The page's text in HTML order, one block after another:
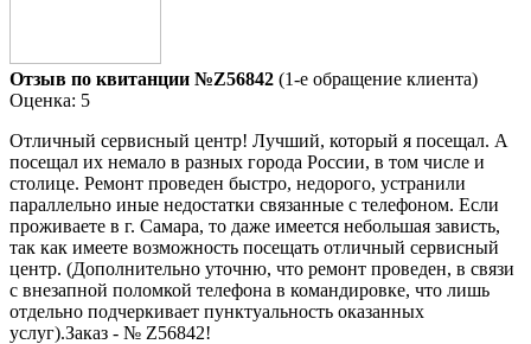
Отзыв по квитанции №Z56842 (1-е обращение клиента)
Оценка: 5
Отличный сервисный центр! Лучший, который я посещал. А
посещал их немало в разных города России, в том числе и
столице. Ремонт проведен быстро, недорого, устранили
параллельно иные недостатки связанные с телефоном. Если
проживаете в г. Самара, то даже имеется небольшая зависть,
так как имеете возможность посещать отличный сервисный
центр. (Дополнительно уточню, что ремонт проведен, в связи
с внезапной поломкой телефона в командировке, что лишь
отдельно подчеркивает пунктуальность оказанных
услуг).Заказ - № Z56842!